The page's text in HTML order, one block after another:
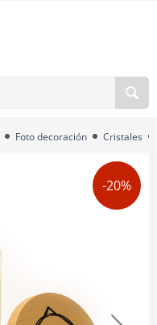
Foto decoración Cristales
-20%